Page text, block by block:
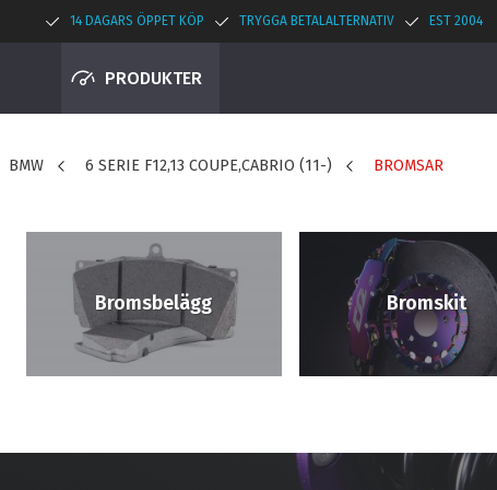
14 DAGARS ÖPPET KÖP TRYGGA BETALALTERNATIV EST 2004
PRODUKTER
BMW 6 SERIE F12,13 COUPE,CABRIO (11-) BROMSAR
Bromsbelägg Bromskit